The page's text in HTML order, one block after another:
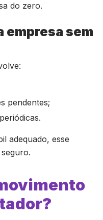
do zero.
empresa sem
pendentes;
adequado, esse